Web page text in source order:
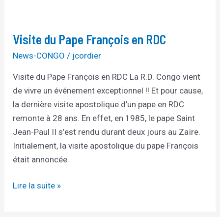
Visite du Pape François en RDC
News-CONGO / jcordier
Visite du Pape François en RDC La R.D. Congo vient
de vivre un événement exceptionnel !! Et pour cause,
la dernière visite apostolique d’un pape en RDC
remonte à 28 ans. En effet, en 1985, le pape Saint
Jean-Paul II s’est rendu durant deux jours au Zaïre.
Initialement, la visite apostolique du pape François
était annoncée
Lire la suite »